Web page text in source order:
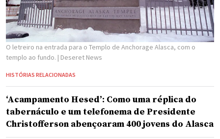
O letreiro na entrada para o Templo de Anchorage Alasca, com o
templo ao fundo. | Deseret News
HISTÓRIAS RELACIONADAS
‘Acampamento Hesed’: Como uma réplica do
tabernáculo e um telefonema de Presidente
Christofferson abençoaram 400 jovens do Alasca